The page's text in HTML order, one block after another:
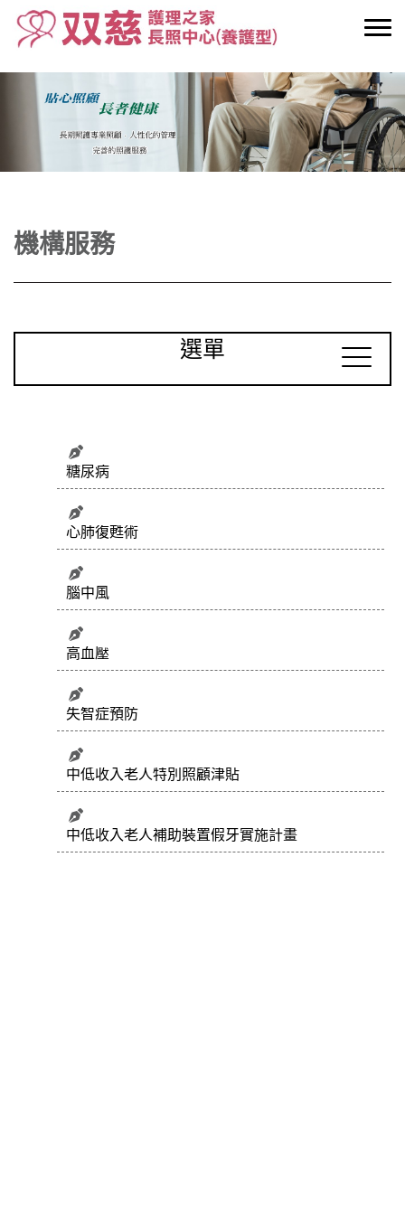
機構服務
選單
糖尿病
心肺復甦術
腦中風
高血壓
失智症預防
中低收入老人特別照顧津貼
中低收入老人補助裝置假牙實施計畫